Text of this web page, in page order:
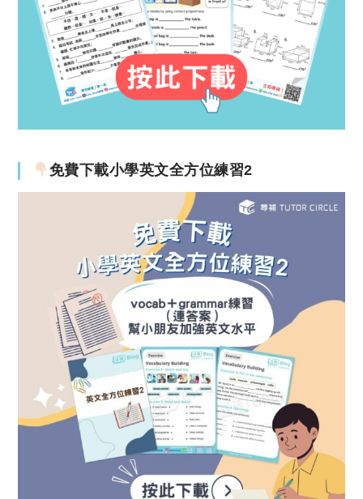
免費下載小學英文全方位練習2